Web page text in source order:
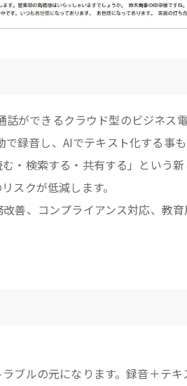
ができるクラウド型のビジネス電
録音し、AIでテキスト化する事
・検索する・共有する」という
スクが低減します。
善、コンプライアンス対応、教
ブルの元になります。録音＋テ